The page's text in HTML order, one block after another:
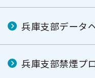
兵庫支部データ
兵庫支部禁煙プ